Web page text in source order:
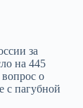
за
на 445
о
с пагубной